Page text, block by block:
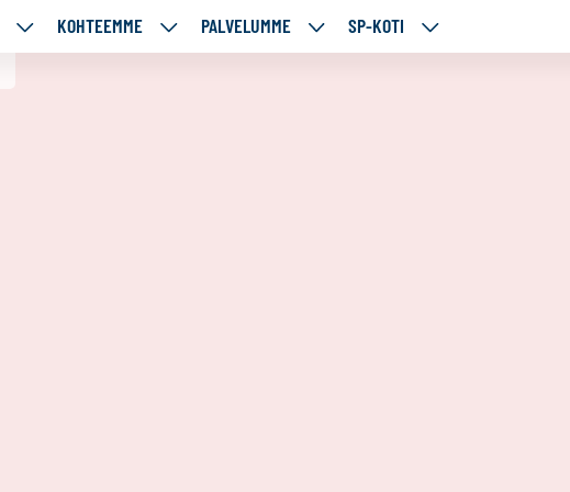
VÄLITTÄJÄMME
KOHTEEMME
KOHTEEMME
PALVELUMME
PALVELUMME
SP-KOTI
SP-